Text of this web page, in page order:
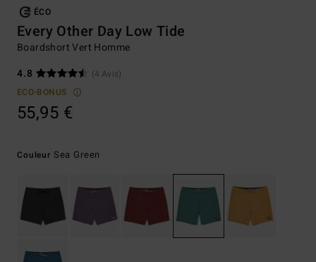
ÉCO
Every Other Day Low Tide
Boardshort Vert Homme
4.8
(4 Avis)
ECO-BONUS
55,95 €
Couleur Sea Green